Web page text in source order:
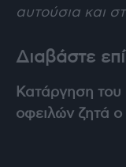
αυτούσια και
Διαβάστε
Κατάργηση
οφειλών ζητά ο